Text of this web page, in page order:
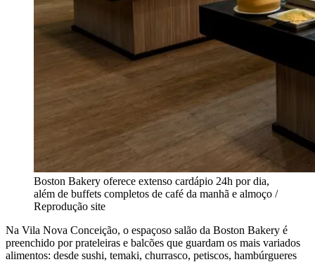
Boston Bakery oferece extenso cardápio 24h por dia,
além de buffets completos de café da manhã e almoço /
Reprodução site
Na Vila Nova Conceição, o espaçoso salão da Boston Bakery é
preenchido por prateleiras e balcões que guardam os mais variados
alimentos: desde sushi, temaki, churrasco, petiscos, hambúrgueres